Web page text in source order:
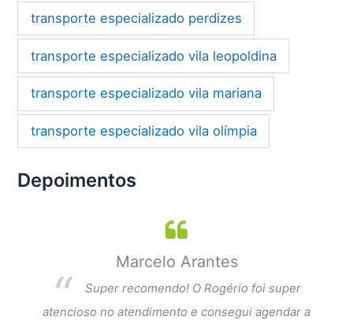
transporte especializado perdizes
transporte especializado vila leopoldina
transporte especializado vila mariana
transporte especializado vila olímpia
Depoimentos
Cátia Camargo
Atendimento excelente desde o primeiro
contato. Muita atenção aos detalhes, os rapazes